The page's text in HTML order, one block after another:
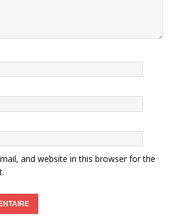
and website in this browser for the